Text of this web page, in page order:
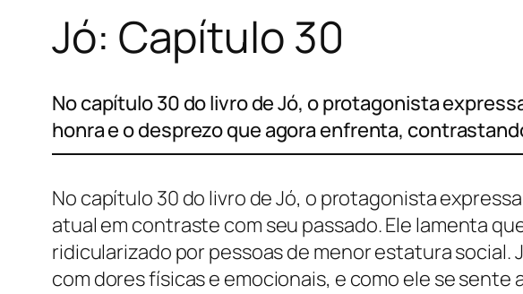
conteúdo
Jó: Capítulo 30
No capítulo 30 do livro de Jó, o protagonista
honra e o desprezo que agora enfrenta,
No capítulo 30 do livro de Jó, o protagonista
atual em contraste com seu passado. Ele lamenta
ridicularizado por pessoas de menor estatura
com dores físicas e emocionais, e como ele se